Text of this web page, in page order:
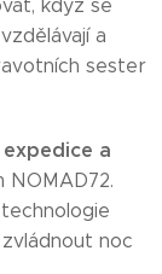
když se
a
sester
a
NOMAD72.
noc